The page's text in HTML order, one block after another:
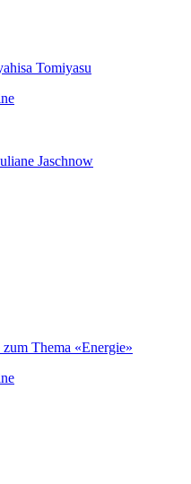
Tomiyasu
Jaschnow
Thema «Energie»